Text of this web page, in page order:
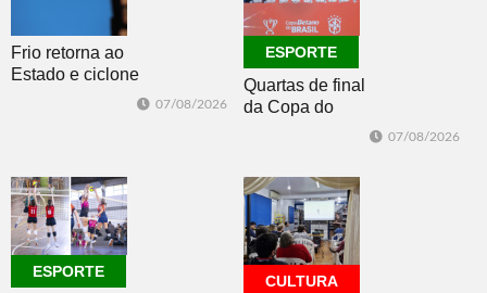
Frio retorna ao
Estado e ciclone
07/08/2026
ESPORTE
Quartas de final
da Copa do
Brasil 2026: veja
do sorteio
07/08/2026
ESPORTE
CULTURA